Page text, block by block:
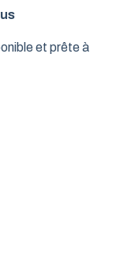
et prête à